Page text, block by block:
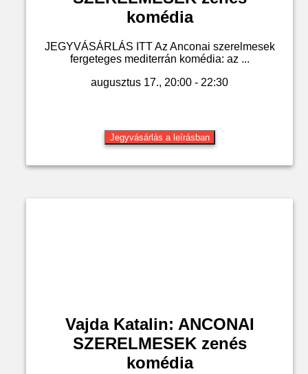
komédia
JEGYVÁSÁRLÁS ITT Az Anconai szerelmesek
fergeteges mediterrán komédia: az ...
augusztus 17., 20:00 - 22:30
Jegyvásárlás a leírásban
Vajda Katalin: ANCONAI
SZERELMESEK zenés
komédia